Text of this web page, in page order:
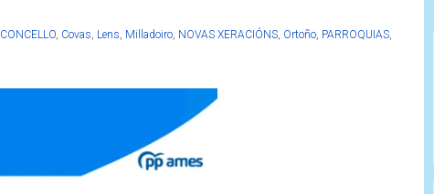
CONCELLO, Covas, Lens, Milladoiro, NOVAS XERACIÓNS, Ortoño, PARROQUIAS,